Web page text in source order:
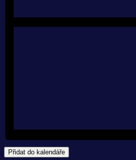
Přidat do kalendáře